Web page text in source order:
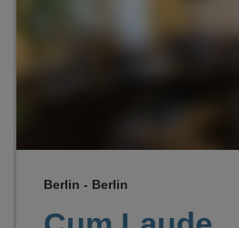
Berlin - Berlin